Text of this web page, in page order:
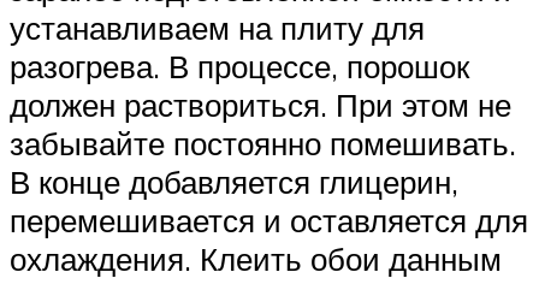
устанавливаем на плиту для
разогрева. В процессе, порошок
должен раствориться. При этом не
забывайте постоянно помешивать.
В конце добавляется глицерин,
перемешивается и оставляется для
охлаждения. Клеить обои данным